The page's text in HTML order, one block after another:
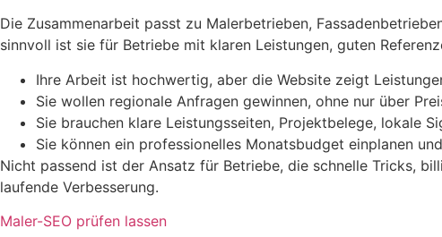
Die Zusammenarbeit passt zu Malerbetrieben,
sinnvoll ist sie für Betriebe mit klaren Leistungen, guten
Ihre Arbeit ist hochwertig, aber die Website zeigt
Sie wollen regionale Anfragen gewinnen, ohne nur über
Sie brauchen klare Leistungsseiten, Projektbelege, lokale
Sie können ein professionelles Monatsbudget einplanen
Nicht passend ist der Ansatz für Betriebe, die schnelle Tricks,
laufende Verbesserung.
Maler-SEO prüfen lassen